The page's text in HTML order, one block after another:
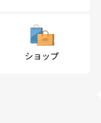
ショップ